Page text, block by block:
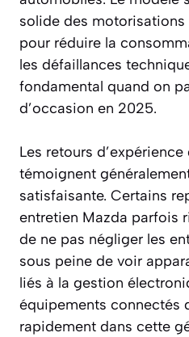
solide des motorisations
pour réduire la
les défaillances
fondamental quand on
d’occasion en 2025.
Les retours
témoignent
satisfaisante. Certains
entretien Mazda parfois
de ne pas négliger les
sous peine de voir
liés à la gestion
équipements connectés
rapidement dans cette